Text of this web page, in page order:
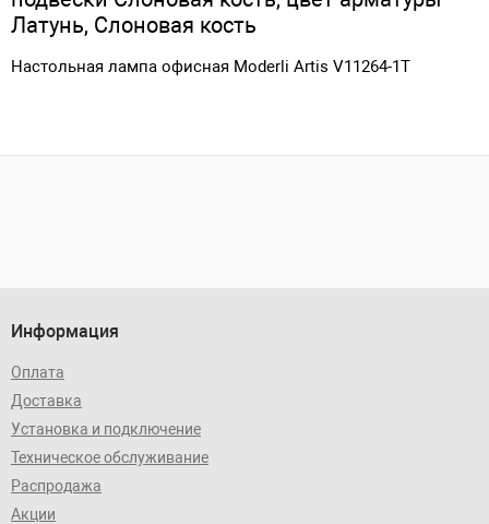
Латунь, Слоновая кость
Настольная лампа офисная Moderli Artis V11264-1T
Информация
Оплата
Доставка
Установка и подключение
Техническое обслуживание
Распродажа
Акции